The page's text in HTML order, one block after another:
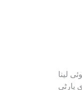
لینا
پارٹی